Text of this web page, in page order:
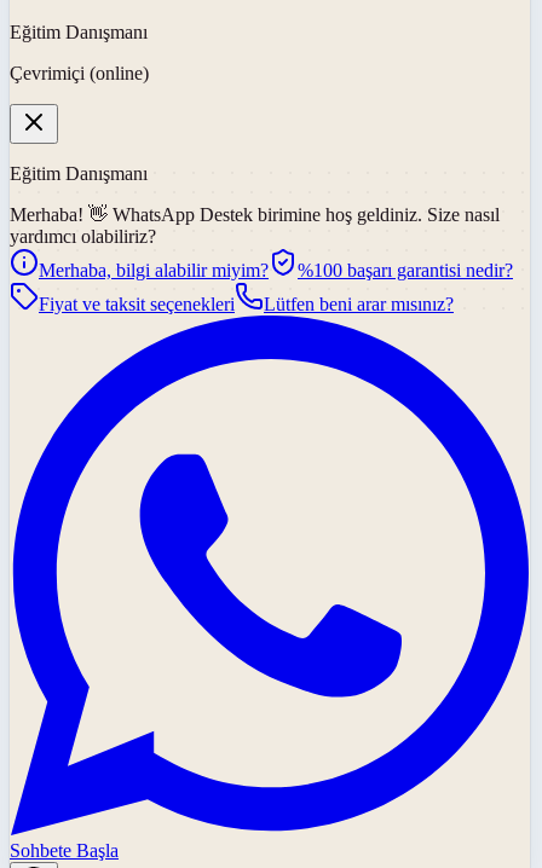
Eğitim Danışmanı
Çevrimiçi (online)
Eğitim Danışmanı
Merhaba! 👋 WhatsApp Destek birimine hoş geldiniz. Size nasıl
yardımcı olabiliriz?
Merhaba, bilgi alabilir miyim?
%100 başarı garantisi nedir?
Fiyat ve taksit seçenekleri
Lütfen beni arar mısınız?
Sohbete Başla